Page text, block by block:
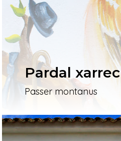
Pardal xarrec
Passer montanus